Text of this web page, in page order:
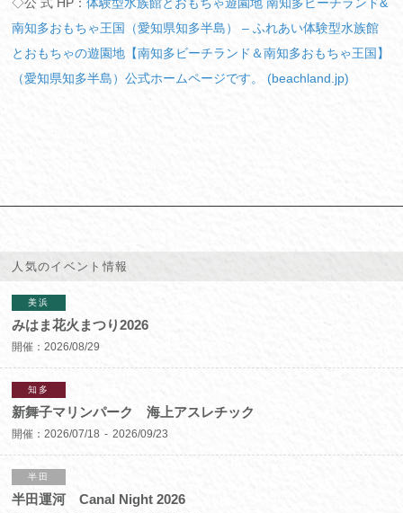
南知多おもちゃ王国（愛知県知多半島） – ふれあい体験型水族館
とおもちゃの遊園地【南知多ビーチランド＆南知多おもちゃ王国】
（愛知県知多半島）公式ホームページです。 (beachland.jp)
人気のイベント情報
美浜
みはま花火まつり2026
開催： 2026/08/29
知多
新舞子マリンパーク 海上アスレチック
開催：2026/07/18 2026/09/23
半田
半田運河 Canal Night 2026